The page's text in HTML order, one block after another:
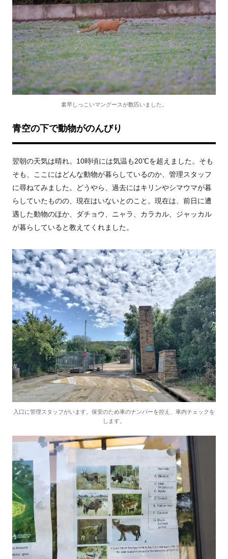
素早しっこいマングースが数匹いました。
青空の下で動物がのんびり
翌朝の天気は晴れ。10時頃には気温も20℃を超えました。そも
そも、ここにはどんな動物が暮らしているのか、管理スタッフ
に尋ねてみました。どうやら、過去にはキリンやシマウマが暮
らしていたものの、現在はいないとのこと。現在は、前日に遭
遇した動物のほか、ダチョウ、ニャラ、カラカル、ジャッカル
が暮らしていると教えてくれました。
入口に管理スタッフがいます。保安のため車のナンバーを控え、車内チェックを
します。